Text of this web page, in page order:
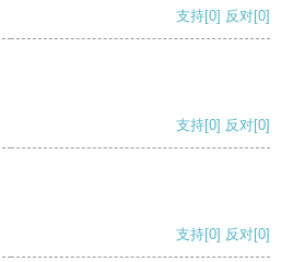
支持[0] 反对[0]
支持[0] 反对[0]
支持[0] 反对[0]